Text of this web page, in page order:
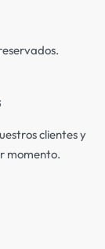
clientes y
momento.